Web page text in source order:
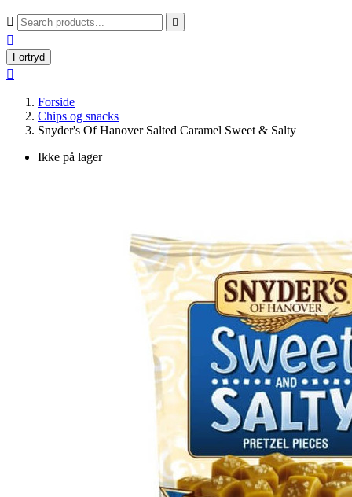
 

Fortryd

Forside
Chips og snacks
Snyder's Of Hanover Salted Caramel Sweet & Salty
Ikke på lager